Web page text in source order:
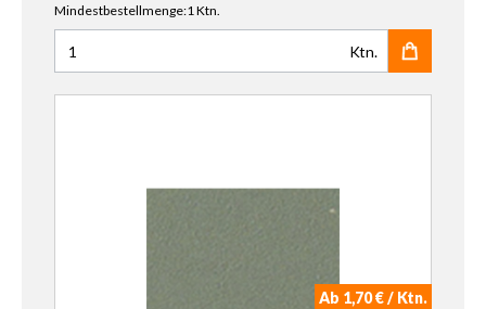
Mindestbestellmenge:1 Ktn.
Anzahl für Grazia Old England Tozzetto London 4 x 4 cm
Ktn.
Ab 1,70 € / Ktn.